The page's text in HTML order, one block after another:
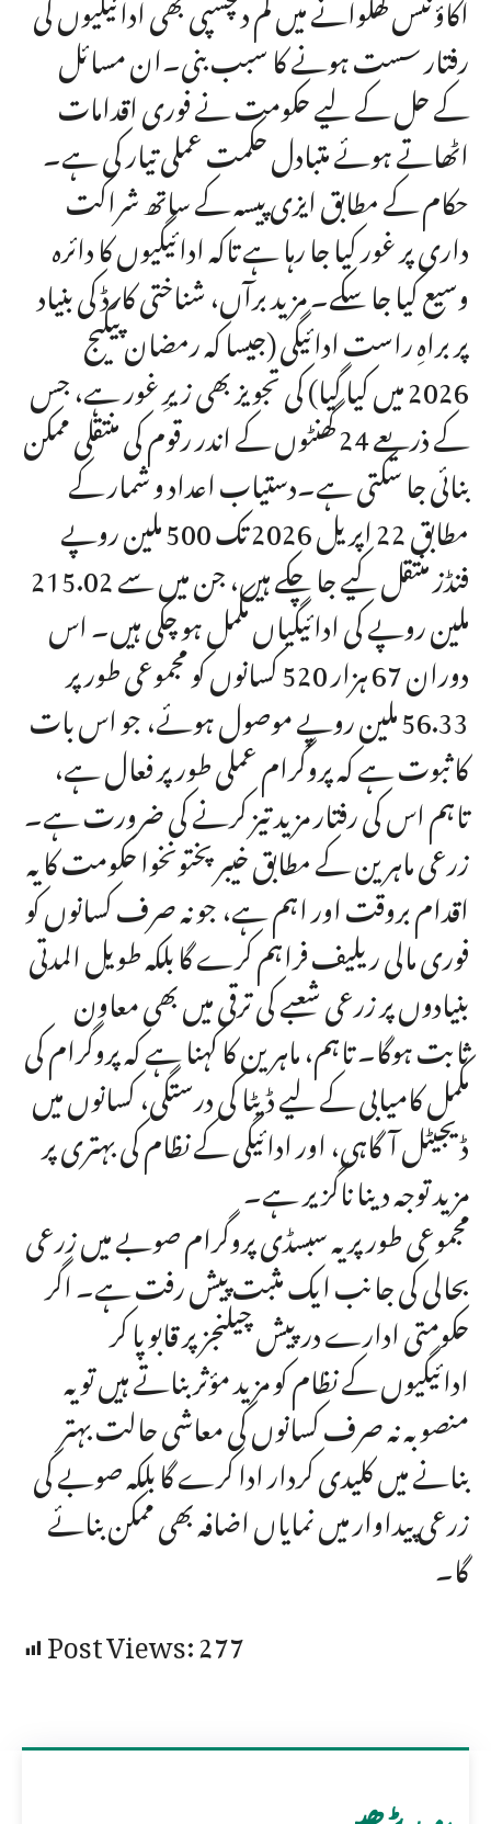
رفتار سست ہونے کا سبب بنی۔ان مسائل
کے حل کے لیے حکومت نے فوری اقدامات
اٹھاتے ہوئے متبادل حکمت عملی تیار کی ہے۔
حکام کے مطابق ایزی پیسہ کے ساتھ شراکت
داری پر غور کیا جا رہا ہے تاکہ ادائیگیوں کا دائرہ
وسیع کیا جا سکے۔ مزید برآں، شناختی کارڈ کی بنیاد
پر براہِ راست ادائیگی (جیسا کہ رمضان پیکیج
2026 میں کیا گیا) کی تجویز بھی زیرِ غور ہے، جس
کے ذریعے 24 گھنٹوں کے اندر رقوم کی منتقلی ممکن
بنائی جا سکتی ہے۔دستیاب اعداد و شمار کے
مطابق 22 اپریل 2026 تک 500 ملین روپے
فنڈز منتقل کیے جا چکے ہیں، جن میں سے 215.02
ملین روپے کی ادائیگیاں مکمل ہو چکی ہیں۔ اس
دوران 67 ہزار 520 کسانوں کو مجموعی طور پر
56.33 ملین روپے موصول ہوئے، جو اس بات
کا ثبوت ہے کہ پروگرام عملی طور پر فعال ہے،
تاہم اس کی رفتار مزید تیز کرنے کی ضرورت ہے۔
زرعی ماہرین کے مطابق خیبر پختونخوا حکومت کا یہ
اقدام بروقت اور اہم ہے، جو نہ صرف کسانوں کو
فوری مالی ریلیف فراہم کرے گا بلکہ طویل المدتی
بنیادوں پر زرعی شعبے کی ترقی میں بھی معاون
ثابت ہوگا۔ تاہم، ماہرین کا کہنا ہے کہ پروگرام کی
مکمل کامیابی کے لیے ڈیٹا کی درستگی، کسانوں میں
ڈیجیٹل آگاہی، اور ادائیگی کے نظام کی بہتری پر
مزید توجہ دینا ناگزیر ہے۔
مجموعی طور پر یہ سبسڈی پروگرام صوبے میں زرعی
بحالی کی جانب ایک مثبت پیش رفت ہے۔ اگر
حکومتی ادارے درپیش چیلنجز پر قابو پا کر
ادائیگیوں کے نظام کو مزید مؤثر بناتے ہیں تو یہ
منصوبہ نہ صرف کسانوں کی معاشی حالت بہتر
بنانے میں کلیدی کردار ادا کرے گا بلکہ صوبے کی
زرعی پیداوار میں نمایاں اضافہ بھی ممکن بنائے
گا۔
Post Views:277